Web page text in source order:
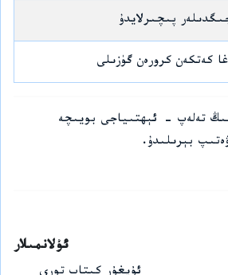
پىچىرلايدۇ
كەتكەن كرورەن گۈزىلى
تەلەپ - ئېھتىياجى بويىچە
بېرىلىدۇ.
ئۇلانمىلار